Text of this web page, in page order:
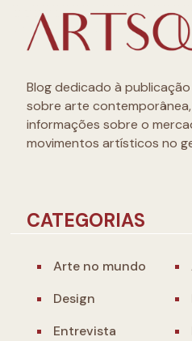
Blog dedicado à
sobre arte
informações sobre o
movimentos artísticos no
CATEGORIAS
Arte no mundo
Design
Entrevista